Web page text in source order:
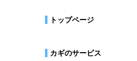
トップページ
カギのサービス